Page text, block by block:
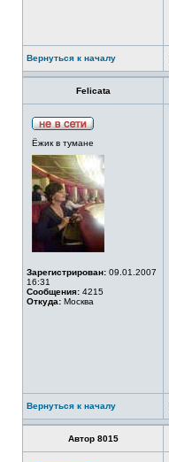
Вернуться к началу
Felicata
Ёжик в тумане
Зарегистрирован: 09.01.2007
16:31
Сообщения: 4215
Откуда: Москва
Вернуться к началу
Автор 8015